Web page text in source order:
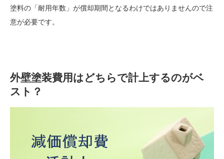
塗料の「耐用年数」が償却期間となるわけではありませんので注
意が必要です。
外壁塗装費用はどちらで計上するのがベ
スト？